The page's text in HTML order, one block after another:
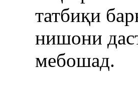
татбиқи
нишони
мебошад.